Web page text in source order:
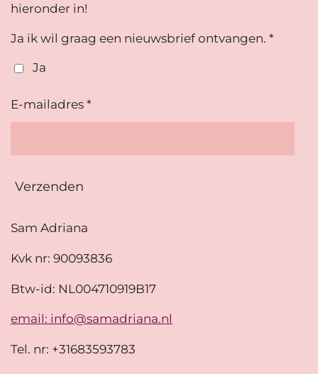
hieronder in!
Ja ik wil graag een nieuwsbrief ontvangen. *
Ja
E-mailadres *
Verzenden
Sam Adriana
Kvk nr: 90093836
Btw-id: NL004710919B17
email: info@samadriana.nl
Tel. nr: +31683593783